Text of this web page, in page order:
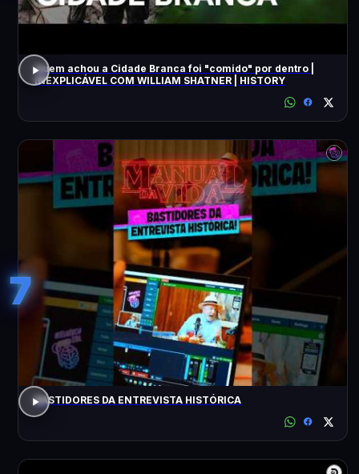
Quem achou a Cidade Branca foi "comido" por dentro |
INEXPLICÁVEL COM WILLIAM SHATNER | HISTORY
7
BASTIDORES DA ENTREVISTA HISTÓRICA